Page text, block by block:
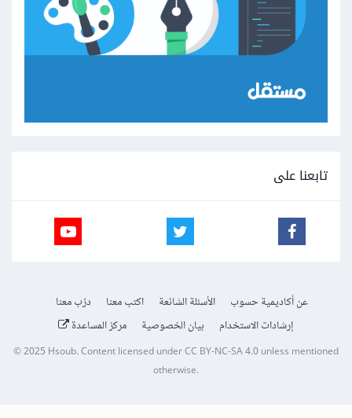
تابعنا على
عن أكاديمية حسوب الأسئلة الشائعة اكتب معنا
درّب معنا
إرشادات الاستخدام
بيان الخصوصية مركز المساعدة
© 2025Hsoub.Content licensed underCC BY-NC-SA 4.0unless mentioned
otherwise.